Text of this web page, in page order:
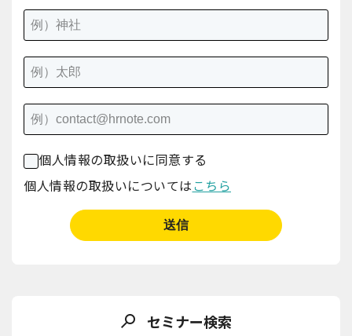
個人情報の取扱いに同意する
個人情報の取扱いについては こちら
セミナー検索